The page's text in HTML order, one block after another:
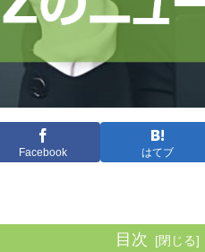
Facebook はてブ
目次